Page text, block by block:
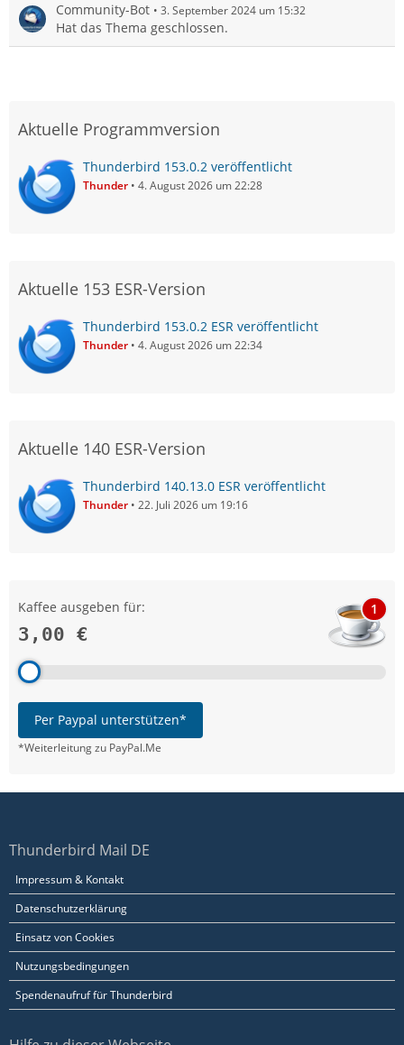
Community-Bot 3. September 2024 um 15:32
Hat das Thema geschlossen.
Aktuelle Programmversion
Thunderbird 153.0.2 veröffentlicht
Thunder 4. August 2026 um 22:28
Aktuelle 153 ESR-Version
Thunderbird 153.0.2 ESR veröffentlicht
Thunder 4. August 2026 um 22:34
Aktuelle 140 ESR-Version
Thunderbird 140.13.0 ESR veröffentlicht
Thunder 22. Juli 2026 um 19:16
Kaffee ausgeben für:
3,00 €
1
Per Paypal unterstützen*
*Weiterleitung zu PayPal.Me
Thunderbird Mail DE
Impressum & Kontakt
Datenschutzerklärung
Einsatz von Cookies
Nutzungsbedingungen
Spendenaufruf für Thunderbird